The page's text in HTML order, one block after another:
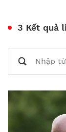
3 Kết quả